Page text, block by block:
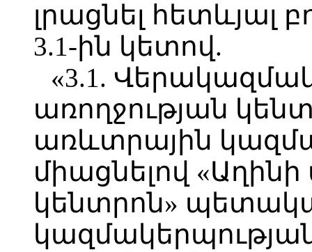
լրացնել հետևյալ
3.1-ին կետով.
«3.1.
առողջության
առևտրային
միացնելով
կենտրոն»